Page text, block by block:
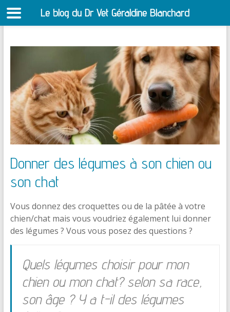
Donner des légumes à son chien ou
son chat
Vous donnez des croquettes ou de la pâtée à votre
chien/chat mais vous voudriez également lui donner
des légumes ? Vous vous posez des questions ?
Quels légumes choisir pour mon
chien ou mon chat? selon sa race,
son âge ? Y a t-il des légumes
Le blog du Dr Vet Géraldine Blanchard